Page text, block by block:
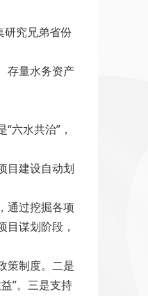
研究兄弟省份
存量水务资产
六水共治”，
目建设自动划
通过挖掘各项
谋划阶段，
策制度。二是
”。三是支持